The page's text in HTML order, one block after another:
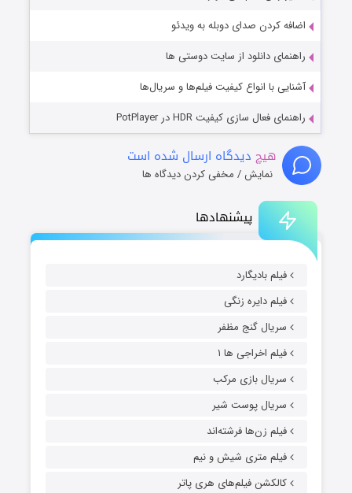
پیشنهادها
فیلم بادیگارد
فیلم دایره زنگی
سریال گنج مظفر
فیلم اخراجی ها ۱
سریال بازی مرکب
سریال پوست شیر
فیلم زن‌ها فرشته‌اند
فیلم متری شیش و نیم
کالکشن فیلم‌های هری پاتر
اضافه کردن صدای دوبله به ویدئو
راهنمای دانلود از سایت دوستی ها
آشنایی با انواع کیفیت فیلم‌ها و سریال‌ها
راهنمای فعال سازی کیفیت HDR در PotPlayer
هیچ دیدگاه ارسال شده است
نمایش / مخفی کردن دیدگاه ها